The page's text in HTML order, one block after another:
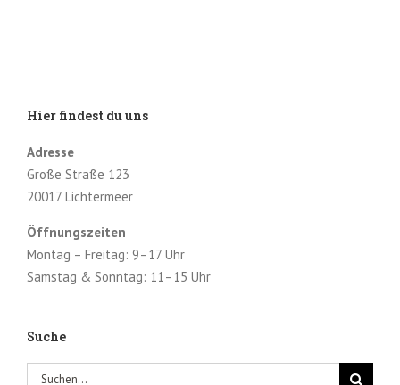
Hier findest du uns
Adresse
Große Straße 123
20017 Lichtermeer
Öffnungszeiten
Montag – Freitag: 9–17 Uhr
Samstag & Sonntag: 11–15 Uhr
Suche
Suche